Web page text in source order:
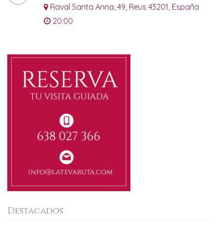
Raval Santa Anna, 49, Reus 43201, España
20:00
Destacados